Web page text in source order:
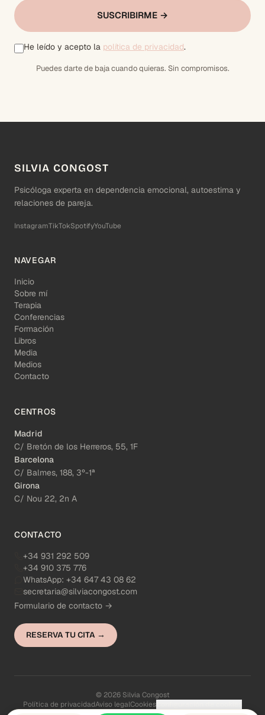
SUSCRIBIRME →
He leído y acepto la política de privacidad.
Puedes darte de baja cuando quieras. Sin compromisos.
SILVIA CONGOST
Psicóloga experta en dependencia emocional, autoestima y
relaciones de pareja.
InstagramTikTokSpotifyYouTube
NAVEGAR
Inicio
Sobre mí
Terapia
Conferencias
Formación
Libros
Media
Medios
Contacto
CENTROS
Madrid
C/ Bretón de los Herreros, 55, 1F
Barcelona
C/ Balmes, 188, 3º-1ª
Girona
C/ Nou 22, 2n A
CONTACTO
+34 931 292 509
+34 910 375 776
WhatsApp: +34 647 43 08 62
secretaria@silviacongost.com
Formulario de contacto →
RESERVA TU CITA →
© 2026 Silvia Congost
Política de privacidadAviso legalCookies